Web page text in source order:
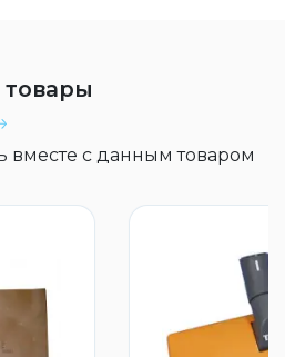
вместе с данным товаром